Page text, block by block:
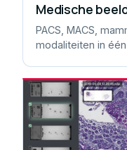
Medische
PACS, MACS,
modaliteiten in